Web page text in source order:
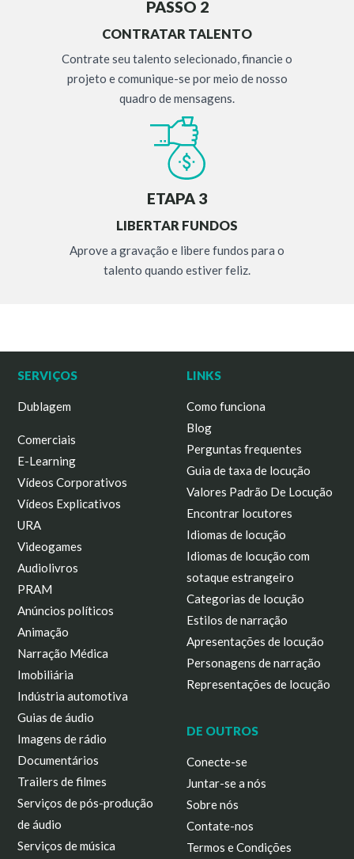
PASSO 2
CONTRATAR TALENTO
Contrate seu talento selecionado, financie o
projeto e comunique-se por meio de nosso
quadro de mensagens.
ETAPA 3
LIBERTAR FUNDOS
Aprove a gravação e libere fundos para o
talento quando estiver feliz.
SERVIÇOS
Dublagem
Comerciais
E-Learning
Vídeos Corporativos
Vídeos Explicativos
URA
Videogames
Audiolivros
PRAM
Anúncios políticos
Animação
Narração Médica
Imobiliária
Indústria automotiva
Guias de áudio
Imagens de rádio
Documentários
Trailers de filmes
Serviços de pós-produção
de áudio
Serviços de música
LINKS
Como funciona
Blog
Perguntas frequentes
Guia de taxa de locução
Valores Padrão De Locução
Encontrar locutores
Idiomas de locução
Idiomas de locução com
sotaque estrangeiro
Categorias de locução
Estilos de narração
Apresentações de locução
Personagens de narração
Representações de locução
DE OUTROS
Conecte-se
Juntar-se a nós
Sobre nós
Contate-nos
Termos e Condições